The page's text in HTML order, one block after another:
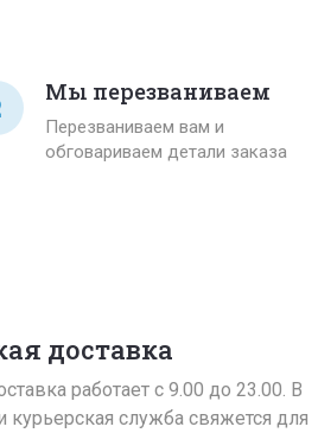
Мы перезваниваем
Перезваниваем вам и
обговариваем детали заказа
доставка
работает с 9.00 до 23.00. В
курьерская служба свяжется для